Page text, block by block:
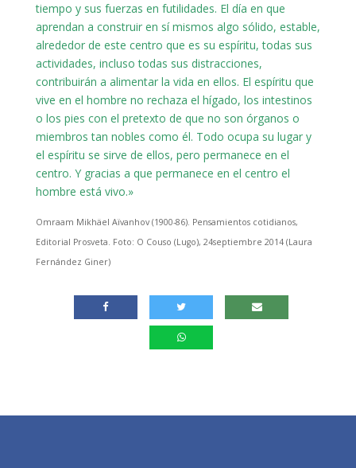
tiempo y sus fuerzas en futilidades. El día en que
aprendan a construir en sí mismos algo sólido, estable,
alrededor de este centro que es su espíritu, todas sus
actividades, incluso todas sus distracciones,
contribuirán a alimentar la vida en ellos. El espíritu que
vive en el hombre no rechaza el hígado, los intestinos
o los pies con el pretexto de que no son órganos o
miembros tan nobles como él. Todo ocupa su lugar y
el espíritu se sirve de ellos, pero permanece en el
centro. Y gracias a que permanece en el centro el
hombre está vivo.»
Omraam Mikhäel Aïvanhov (1900-86). Pensamientos cotidianos,
Editorial Prosveta. Foto: O Couso (Lugo), 24septiembre 2014 (Laura
Fernández Giner)